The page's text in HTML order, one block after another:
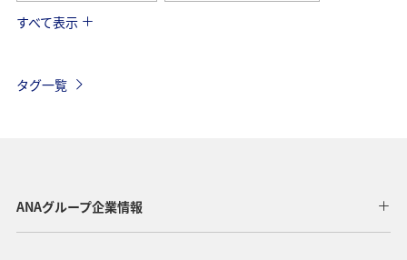
ヨーロッパ
福岡県 北陸地方 ANA Mall アメリカ
すべて表示
タグ一覧
ANAグループ企業情報